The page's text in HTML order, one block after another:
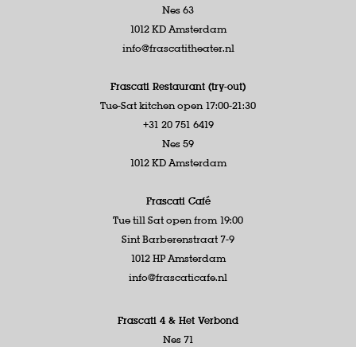
Nes 63
1012 KD Amsterdam
info@frascatitheater.nl
Frascati Restaurant (try-out)
Tue-Sat kitchen open 17:00-21:30
+31 20 751 6419
Nes 59
1012 KD Amsterdam
Frascati Café
Tue till Sat open from 19:00
Sint Barberenstraat 7-9
1012 HP Amsterdam
info@frascaticafe.nl
Frascati 4 & Het Verbond
Nes 71